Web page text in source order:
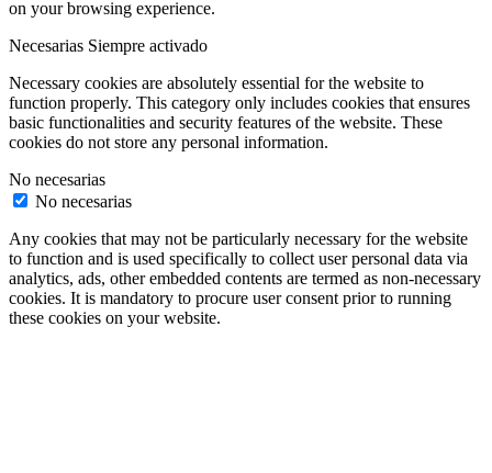
on your browsing experience.
Necesarias Siempre activado
Necessary cookies are absolutely essential for the website to
function properly. This category only includes cookies that ensures
basic functionalities and security features of the website. These
cookies do not store any personal information.
No necesarias
No necesarias
Any cookies that may not be particularly necessary for the website
to function and is used specifically to collect user personal data via
analytics, ads, other embedded contents are termed as non-necessary
cookies. It is mandatory to procure user consent prior to running
these cookies on your website.